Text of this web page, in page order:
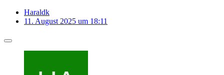
Haraldk
11. August 2025 um 18:11